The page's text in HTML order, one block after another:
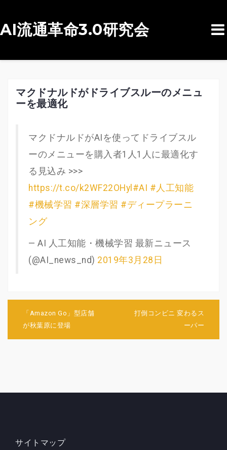
コ
AI流通革命3.0研究会
マクドナルドがドライブスルーのメニュ
ーを最適化
マクドナルドがAIを使ってドライブスル
ーのメニューを購入者1人1人に最適化す
る見込み >>>
https://t.co/k2WF22OHyl #AI #人工知能
#機械学習 #深層学習 #ディープラーニ
ング
— AI 人工知能・機械学習 最新ニュース
(@AI_news_nd) 2019年3月28日
ゲ
「Amazon Go」型店舗
が秋葉原に登場
打倒コンビニ 変わるス
ーパー
サイトマップ